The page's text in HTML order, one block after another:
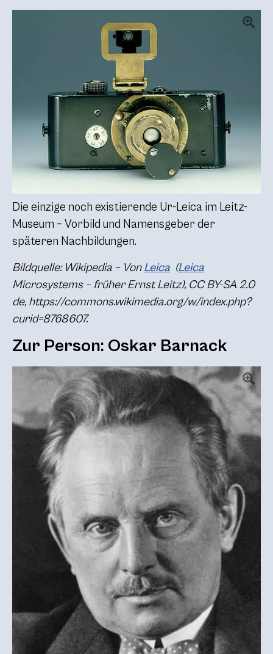
Die einzige noch existierende Ur-Leica im Leitz-
Museum – Vorbild und Namensgeber der
späteren Nachbildungen.
Bildquelle: Wikipedia – VonLeica (Leica
Microsystems – früher Ernst Leitz), CC BY-SA 2.0
de, https://commons.wikimedia.org/w/index.php?
curid=8768607.
Zur Person: Oskar Barnack